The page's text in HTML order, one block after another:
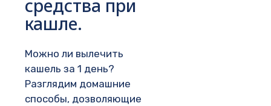
средства при
кашле.
Можно ли вылечить
кашель за 1 день?
Разглядим домашние
способы, дозволяющие